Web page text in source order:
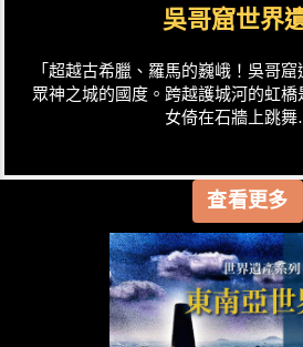
吳哥窟世界
「超越古希臘、羅馬的巍峨！吳哥
眾神之城的國度。跨越護城河的虹
女倚在石牆上跳舞
查看更多